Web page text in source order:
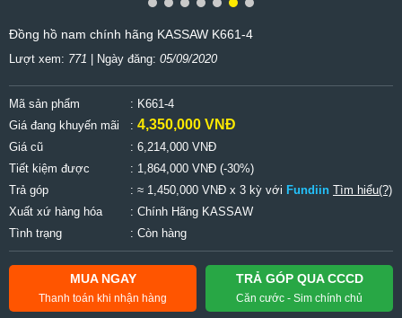
Đồng hồ nam chính hãng KASSAW K661-4
Lượt xem: 771 | Ngày đăng: 05/09/2020
Mã sản phẩm
: K661-4
Giá đang khuyến mãi
: 4,350,000 VNĐ
Giá cũ : 6,214,000 VNĐ
Tiết kiệm được
: 1,864,000 VNĐ (-30%)
Trả góp
: ≈ 1,450,000 VNĐ x 3 kỳ với Fundiin Tìm hiểu(?)
Xuất xứ hàng hóa
: Chính Hãng KASSAW
Tình trạng
: Còn hàng
MUA NGAY
Thanh toán khi nhận hàng
TRẢ GÓP QUA CCCD
Căn cước - Sim chính chủ